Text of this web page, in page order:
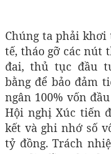
Chúng ta phải
tế, tháo gỡ các nút
đai, thủ tục đầu
bằng để bảo đảm
ngân 100% vốn
Hội nghị Xúc tiến
kết và ghi nhớ số
tỷ đồng. Trách